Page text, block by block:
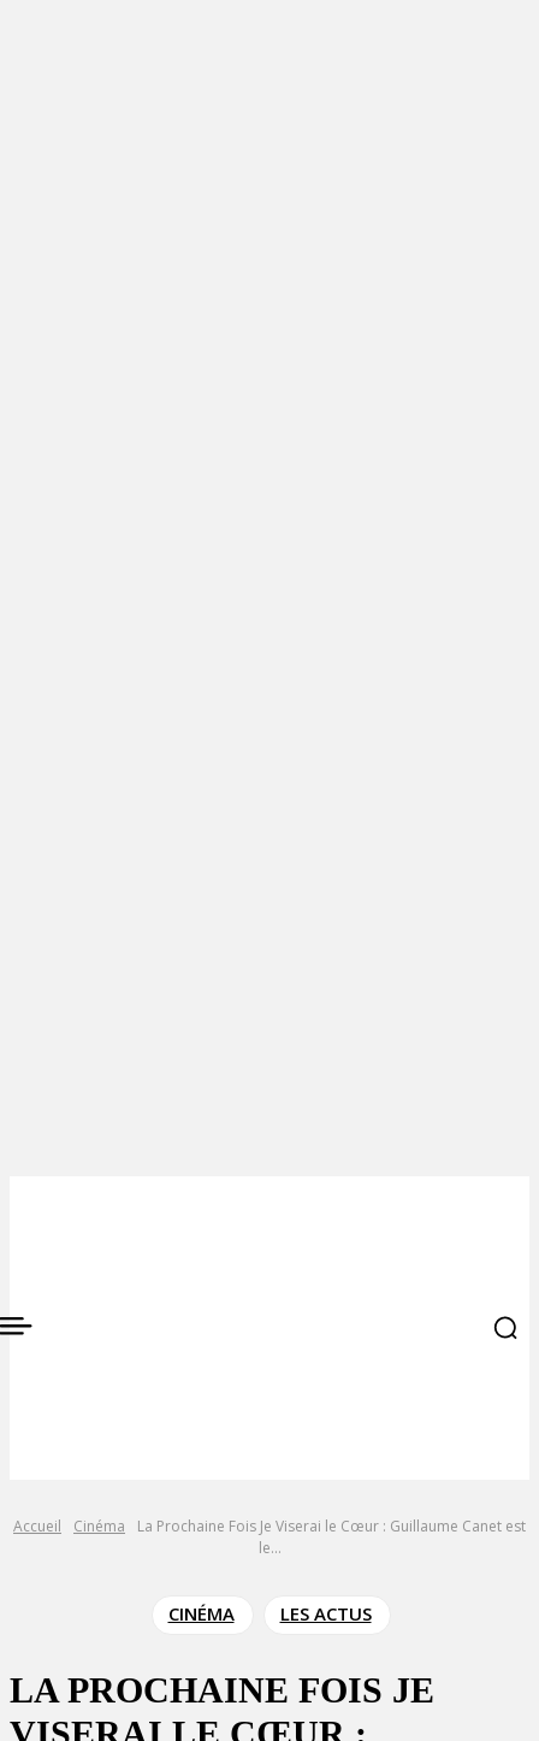
Accueil Cinéma
La Prochaine Fois Je Viserai le Cœur : Guillaume Canet est
le...
CINÉMA LES ACTUS
LA PROCHAINE FOIS JE